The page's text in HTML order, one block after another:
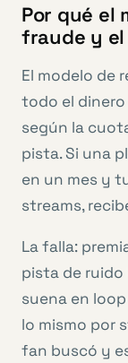
Por qué el
fraude y
El modelo de
todo el
según la
pista. Si una
en un mes y
streams,
La falla:
pista de
suena en
lo mismo por
fan buscó y